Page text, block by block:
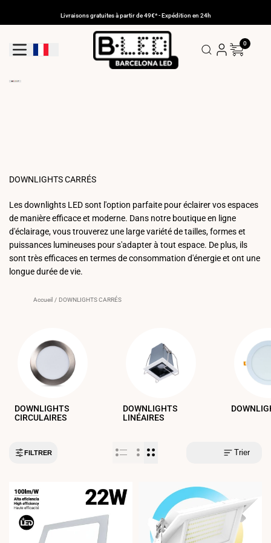
Livraisons gratuites à partir de 49€* - Expédition en 24h
Bouton De Géolocalisation: France
0
DOWNLIGHTS CARRÉS
Les downlights LED sont l'option parfaite pour éclairer vos espaces
de manière efficace et moderne. Dans notre boutique en ligne
d'éclairage, vous trouverez une large variété de tailles, formes et
puissances lumineuses pour s'adapter à tout espace. De plus, ils
sont très efficaces en termes de consommation d'énergie et ont une
longue durée de vie.
Accueil / DOWNLIGHTS CARRÉS
DOWNLIGHTS
CIRCULAIRES
DOWNLIGHTS
LINÉAIRES
FILTRER Trier